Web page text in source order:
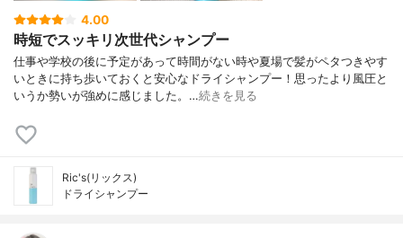
4.00
時短でスッキリ次世代シャンプー
仕事や学校の後に予定があって時間がない時や夏場で髪がペタつきやす
いときに持ち歩いておくと安心なドライシャンプー！ 思ったより風圧と
いうか勢いが強めに感じました。…続きを見る
Ric's(リックス)
ドライシャンプー